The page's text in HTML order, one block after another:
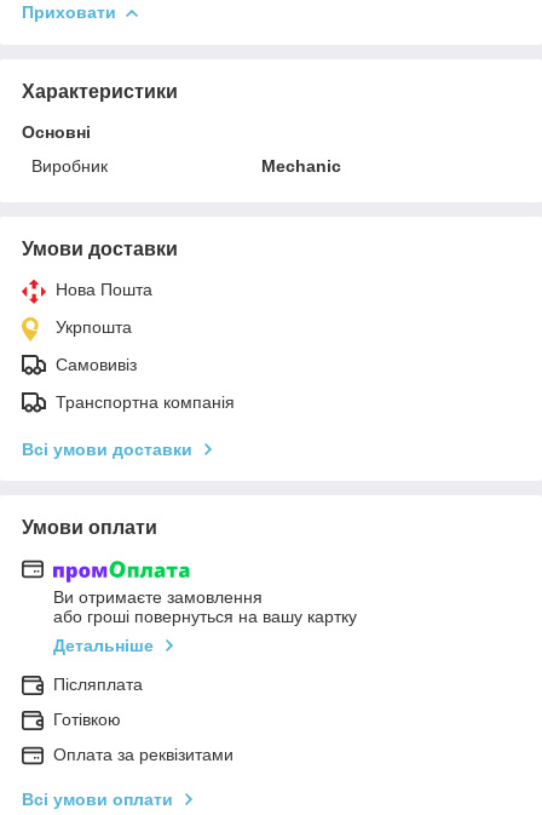
Приховати
Характеристики
Основні
Виробник
Mechanic
Умови доставки
Нова Пошта
Укрпошта
Самовивіз
Транспортна компанія
Всі умови доставки
Умови оплати
Ви отримаєте замовлення
або гроші повернуться на вашу картку
Детальніше
Післяплата
Готівкою
Оплата за реквізитами
Всі умови оплати